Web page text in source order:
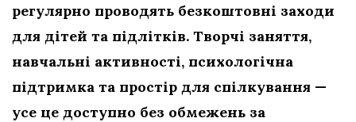
регулярно проводять безкоштовні заходи
для дітей та підлітків. Творчі заняття,
навчальні активності, психологічна
підтримка та простір для спілкування —
усе це доступно без обмежень за